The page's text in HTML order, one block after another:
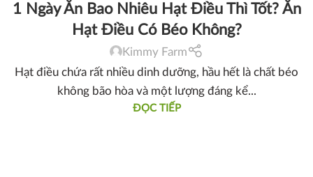
1 Ngày Ăn Bao Nhiêu Hạt Điều Thì Tốt? Ăn
Hạt Điều Có Béo Không?
Kimmy Farm
Hạt điều chứa rất nhiều dinh dưỡng, hầu hết là chất béo
không bão hòa và một lượng đáng kể...
ĐỌC TIẾP